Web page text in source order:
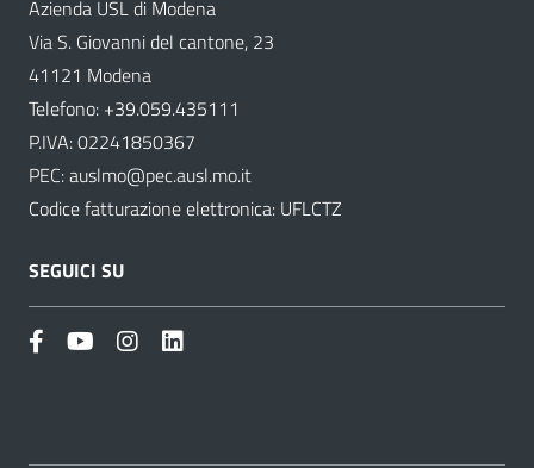
Azienda USL di Modena
Via S. Giovanni del cantone, 23
41121 Modena
Telefono: +39.059.435111
P.IVA: 02241850367
PEC:auslmo@pec.ausl.mo.it
Codice fatturazione elettronica: UFLCTZ
SEGUICI SU